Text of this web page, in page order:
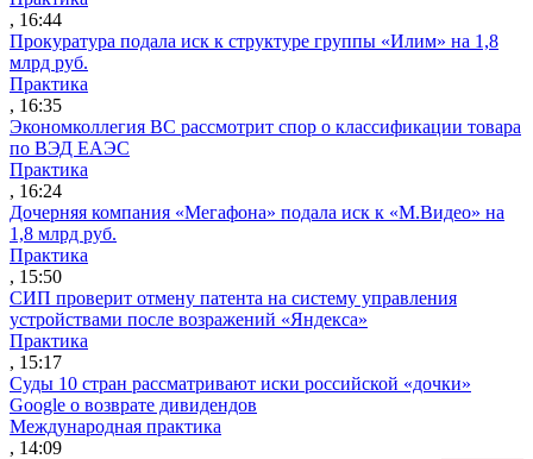
, 16:44
Прокуратура подала иск к структуре группы «Илим» на 1,8
млрд руб.
Практика
, 16:35
Экономколлегия ВС рассмотрит спор о классификации товара
по ВЭД ЕАЭС
Практика
, 16:24
Дочерняя компания «Мегафона» подала иск к «М.Видео» на
1,8 млрд руб.
Практика
, 15:50
СИП проверит отмену патента на систему управления
устройствами после возражений «Яндекса»
Практика
, 15:17
Суды 10 стран рассматривают иски российской «дочки»
Google о возврате дивидендов
Международная практика
, 14:09